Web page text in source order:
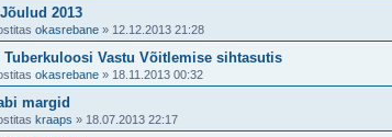
2013
okasrebane » 12.12.2013 21:28
Tuberkuloosi Vastu Võitlemise sihtasutis
okasrebane » 18.11.2013 00:32
margid
kraaps » 18.07.2013 22:17